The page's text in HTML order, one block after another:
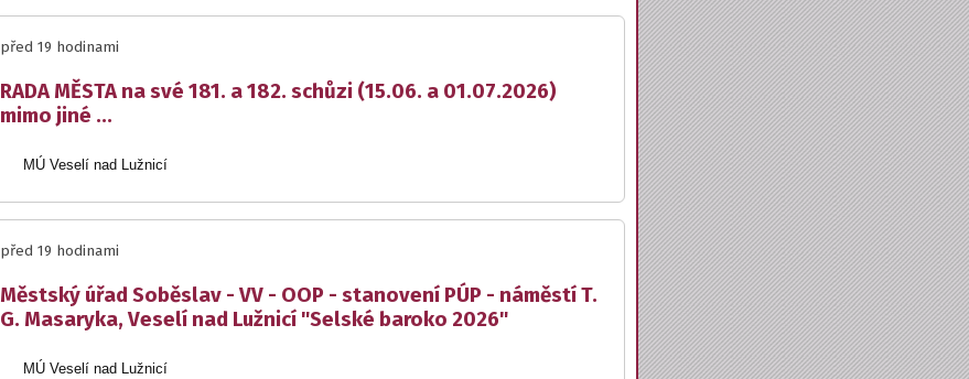
před 19 hodinami
RADA MĚSTA na své 181. a 182. schůzi (15.06. a 01.07.2026)
mimo jiné ...
MÚ Veselí nad Lužnicí
před 19 hodinami
Městský úřad Soběslav - VV - OOP - stanovení PÚP - náměstí T.
G. Masaryka, Veselí nad Lužnicí "Selské baroko 2026"
MÚ Veselí nad Lužnicí